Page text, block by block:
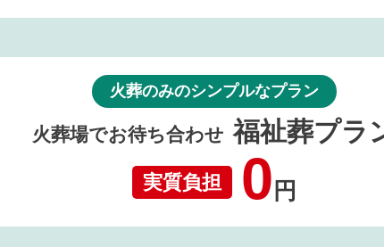
火葬のみのシンプルなプラン
火葬場でお待ち合わせ 福祉葬プラ
実質負担 0 円